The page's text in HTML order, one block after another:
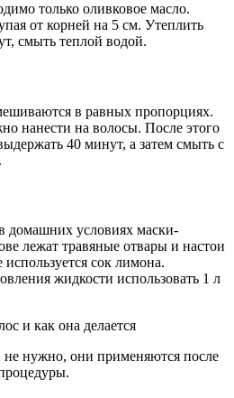
только оливковое масло.
от корней на 5 см. Утеплить
смыть теплой водой.
в равных пропорциях.
нанести на волосы. После этого
40 минут, а затем смыть с
домашних условиях маски-
лежат травяные отвары и настои
сок лимона.
жидкости использовать 1 л
нужно, они применяются после